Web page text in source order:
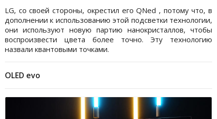
LG, со своей стороны, окрестил его QNed , потому что, в
дополнении к использованию этой подсветки технологии,
они используют новую партию нанокристаллов, чтобы
воспроизвести цвета более точно. Эту технологию
назвали квантовыми точками.
OLED evo